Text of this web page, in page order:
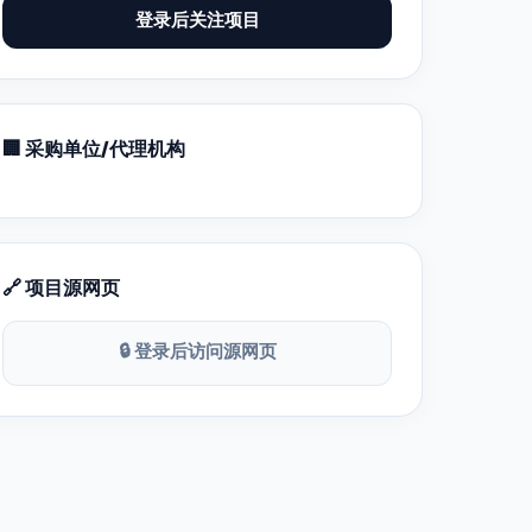
登录后关注项目
🏢 采购单位/代理机构
🔗 项目源网页
🔒 登录后访问源网页